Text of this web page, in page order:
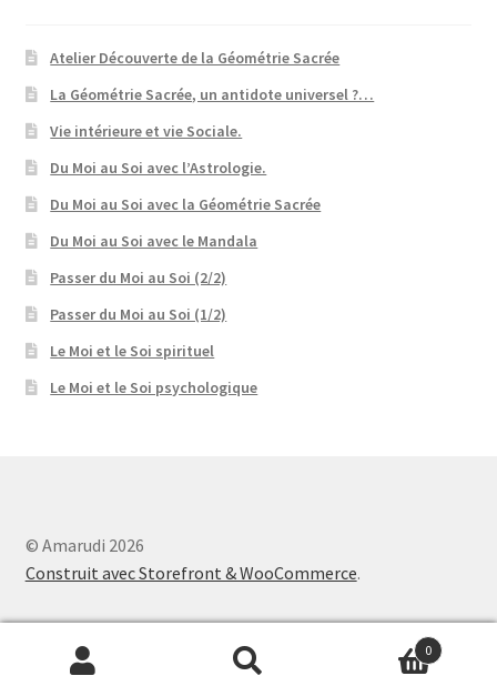
Atelier Découverte de la Géométrie Sacrée
La Géométrie Sacrée, un antidote universel ?…
Vie intérieure et vie Sociale.
Du Moi au Soi avec l’Astrologie.
Du Moi au Soi avec la Géométrie Sacrée
Du Moi au Soi avec le Mandala
Passer du Moi au Soi (2/2)
Passer du Moi au Soi (1/2)
Le Moi et le Soi spirituel
Le Moi et le Soi psychologique
© Amarudi 2026
Construit avec Storefront & WooCommerce.
0